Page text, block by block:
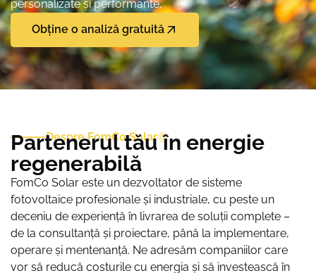
personalizate și performante.
Obține o analiză gratuită
Despre FomCo Solar
Partenerul tău în energie
regenerabilă
FomCo Solar este un dezvoltator de sisteme
fotovoltaice profesionale și industriale, cu peste un
deceniu de experiență în livrarea de soluții complete –
de la consultanță și proiectare, până la implementare,
operare și mentenanță. Ne adresăm companiilor care
vor să reducă costurile cu energia și să investească în